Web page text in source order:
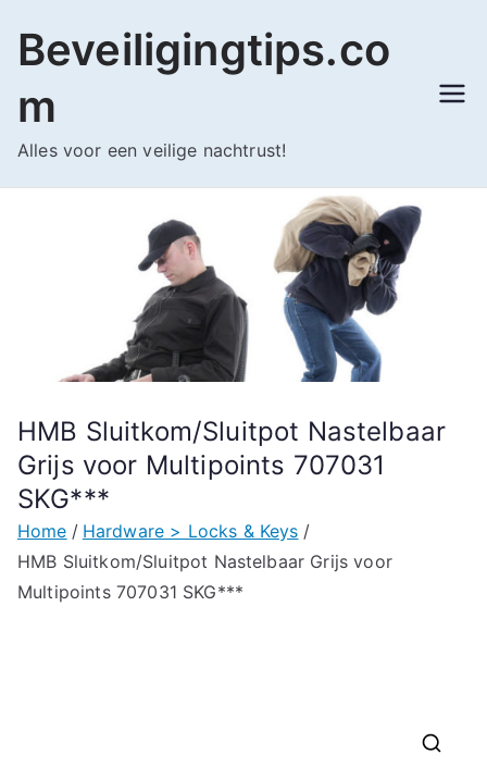
naar
inhoud
Beveiligingtips.co
m
Alles voor een veilige nachtrust!
HMB Sluitkom/Sluitpot Nastelbaar
Grijs voor Multipoints 707031
SKG***
Home
Hardware > Locks & Keys
HMB Sluitkom/Sluitpot Nastelbaar Grijs voor
Multipoints 707031 SKG***